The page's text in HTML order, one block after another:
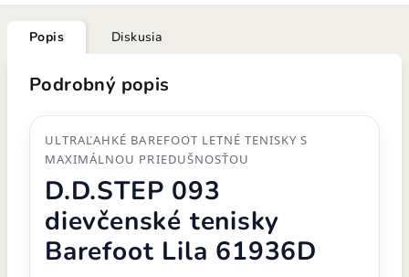
Popis Diskusia
Podrobný popis
ULTRAĽAHKÉ BAREFOOT LETNÉ TENISKY S
MAXIMÁLNOU PRIEDUŠNOSŤOU
D.D.STEP 093
dievčenské tenisky
Barefoot Lila 61936D